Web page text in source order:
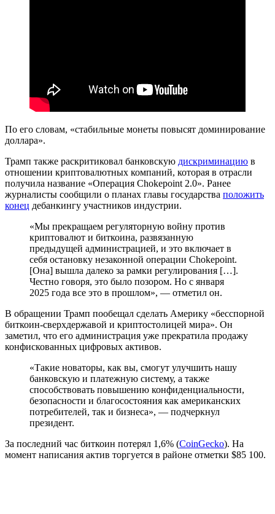
По его словам, «стабильные монеты повысят доминирование
доллара».
Трамп также раскритиковал банковскую дискриминацию в
отношении криптовалютных компаний, которая в отрасли
получила название «Операция Chokepoint 2.0». Ранее
журналисты сообщили о планах главы государства положить
конец дебанкингу участников индустрии.
«Мы прекращаем регуляторную войну против
криптовалют и биткоина, развязанную
предыдущей администрацией, и это включает в
себя остановку незаконной операции Chokepoint.
[Она] вышла далеко за рамки регулирования […].
Честно говоря, это было позором. Но с января
2025 года все это в прошлом», — отметил он.
В обращении Трамп пообещал сделать Америку «бесспорной
биткоин-сверхдержавой и криптостолицей мира». Он
заметил, что его администрация уже прекратила продажу
конфискованных цифровых активов.
«Такие новаторы, как вы, смогут улучшить нашу
банковскую и платежную систему, а также
способствовать повышению конфиденциальности,
безопасности и благосостояния как американских
потребителей, так и бизнеса», — подчеркнул
президент.
За последний час биткоин потерял 1,6% (CoinGecko). На
момент написания актив торгуется в районе отметки $85 100.